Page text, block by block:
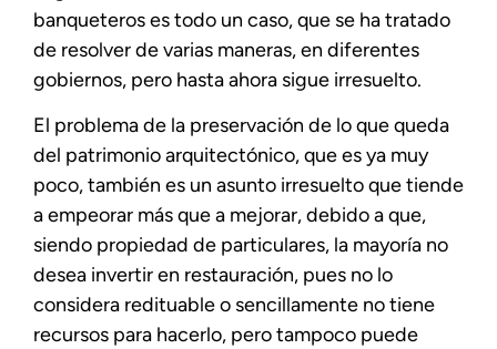
banqueteros es todo un caso, que se ha tratado
de resolver de varias maneras, en diferentes
gobiernos, pero hasta ahora sigue irresuelto.
El problema de la preservación de lo que queda
del patrimonio arquitectónico, que es ya muy
poco, también es un asunto irresuelto que tiende
a empeorar más que a mejorar, debido a que,
siendo propiedad de particulares, la mayoría no
desea invertir en restauración, pues no lo
considera redituable o sencillamente no tiene
recursos para hacerlo, pero tampoco puede